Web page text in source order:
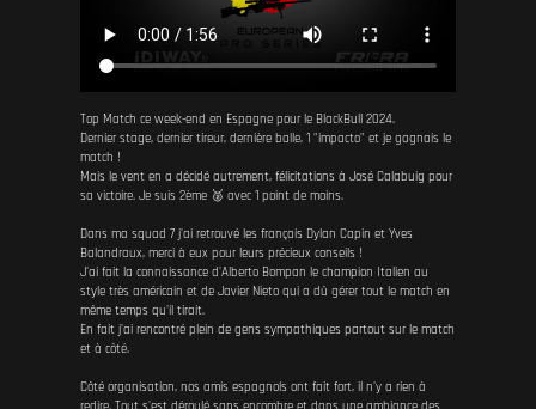
Top Match ce week-end en Espagne pour le BlackBull 2024.
Dernier stage, dernier tireur, dernière balle, 1 "impacto" et je gagnais le
match !
Mais le vent en a décidé autrement, félicitations à José Calabuig pour
sa victoire. Je suis 2ème 🥈 avec 1 point de moins.
Dans ma squad 7 j'ai retrouvé les français Dylan Capin et Yves
Balandraux, merci à eux pour leurs précieux conseils !
J'ai fait la connaissance d'Alberto Bompan le champion Italien au
style très américain et de Javier Nieto qui a dû gérer tout le match en
même temps qu'il tirait.
En fait j'ai rencontré plein de gens sympathiques partout sur le match
et à côté.
Côté organisation, nos amis espagnols ont fait fort, il n'y a rien à